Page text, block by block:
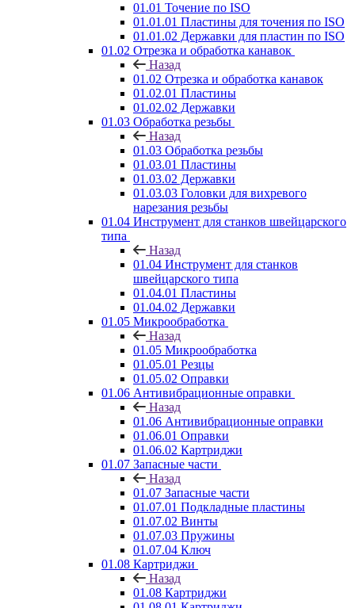
01.01 Точение по ISO
01.01.01 Пластины для точения по ISO
01.01.02 Державки для пластин по ISO
01.02 Отрезка и обработка канавок
Назад
01.02 Отрезка и обработка канавок
01.02.01 Пластины
01.02.02 Державки
01.03 Обработка резьбы
Назад
01.03 Обработка резьбы
01.03.01 Пластины
01.03.02 Державки
01.03.03 Головки для вихревого
нарезания резьбы
01.04 Инструмент для станков швейцарского
типа
Назад
01.04 Инструмент для станков
швейцарского типа
01.04.01 Пластины
01.04.02 Державки
01.05 Микрообработка
Назад
01.05 Микрообработка
01.05.01 Резцы
01.05.02 Оправки
01.06 Антивибрационные оправки
Назад
01.06 Антивибрационные оправки
01.06.01 Оправки
01.06.02 Картриджи
01.07 Запасные части
Назад
01.07 Запасные части
01.07.01 Подкладные пластины
01.07.02 Винты
01.07.03 Пружины
01.07.04 Ключ
01.08 Картриджи
Назад
01.08 Картриджи